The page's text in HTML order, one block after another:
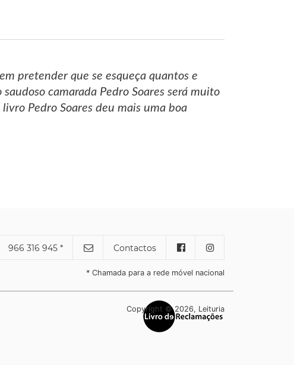
pretender que se esqueça quantos e
camarada Pedro Soares será muito
Pedro Soares deu mais uma boa
966 316 945 * Contactos
* Chamada para a rede móvel nacional
Copyright © 2026, Leituria